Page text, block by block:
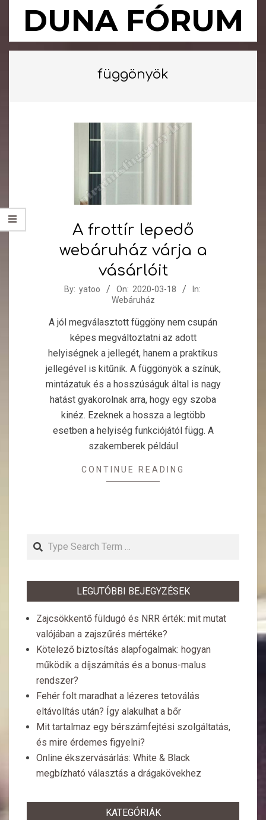
DUNA FÓRUM
Primary
függönyök
A frottír lepedő
webáruház várja a
vásárlóit
2020-
18
By: yatoo On: 2020-03-18
In:
Webáruház
A jól megválasztott függöny nem csupán
képes megváltoztatni az adott
helyiségnek a jellegét, hanem a praktikus
jellegével is kitűnik. A függönyök a színük,
mintázatuk és a hosszúságuk által is nagy
hatást gyakorolnak arra, hogy egy szoba
kinéz. Ezeknek a hossza a legtöbb
esetben a helyiség funkciójától függ. A
szakemberek például
CONTINUE READING
Search
LEGUTÓBBI BEJEGYZÉSEK
Zajcsökkentő füldugó és NRR érték: mit mutat
valójában a zajszűrés mértéke?
Kötelező biztosítás alapfogalmak: hogyan
működik a díjszámítás és a bonus-malus
rendszer?
Fehér folt maradhat a lézeres tetoválás
eltávolítás után? Így alakulhat a bőr
Mit tartalmaz egy bérszámfejtési szolgáltatás,
és mire érdemes figyelni?
Online ékszervásárlás: White & Black
megbízható választás a drágakövekhez
KATEGÓRIÁK